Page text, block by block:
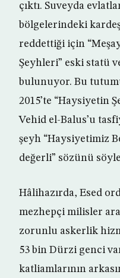
çıktı. Suveyda
bölgelerindeki
reddettiği için
Şeyhleri” eski statü
bulunuyor. Bu
2015’te “Haysiyetin
Vehid el-Balus’u
şeyh “Haysiyetimiz
değerli” sözünü
Hâlihazırda, Esed
mezhepçi milisler
zorunlu askerlik
53 bin Dürzi genci
katliamlarının